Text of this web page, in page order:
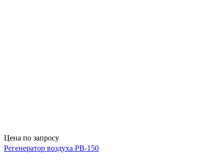
Цена по запросу
Регенератор воздуха РВ-150